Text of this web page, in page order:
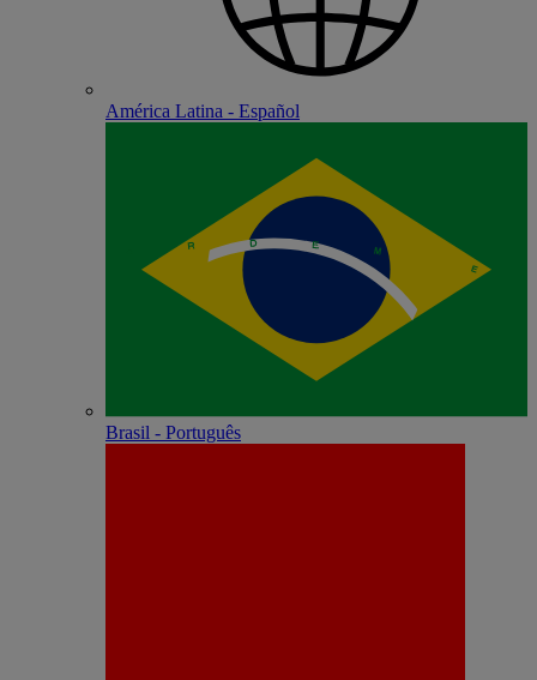
América Latina - Español
Brasil - Português